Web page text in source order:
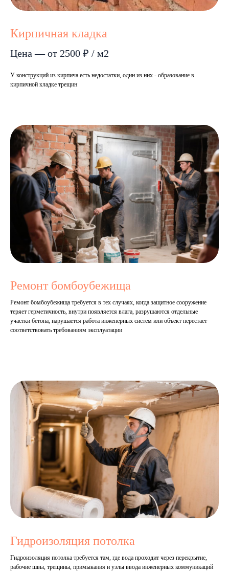
Кирпичная кладка
Цена — от 2500 ₽ / м2
У конструкций из кирпича есть недостатки, один из них - образование в
кирпичной кладке трещин
Ремонт бомбоубежища
Ремонт бомбоубежища требуется в тех случаях, когда защитное сооружение
теряет герметичность, внутри появляется влага, разрушаются отдельные
участки бетона, нарушается работа инженерных систем или объект перестает
соответствовать требованиям эксплуатации
Гидроизоляция потолка
Гидроизоляция потолка требуется там, где вода проходит через перекрытие,
рабочие швы, трещины, примыкания и узлы ввода инженерных коммуникаций